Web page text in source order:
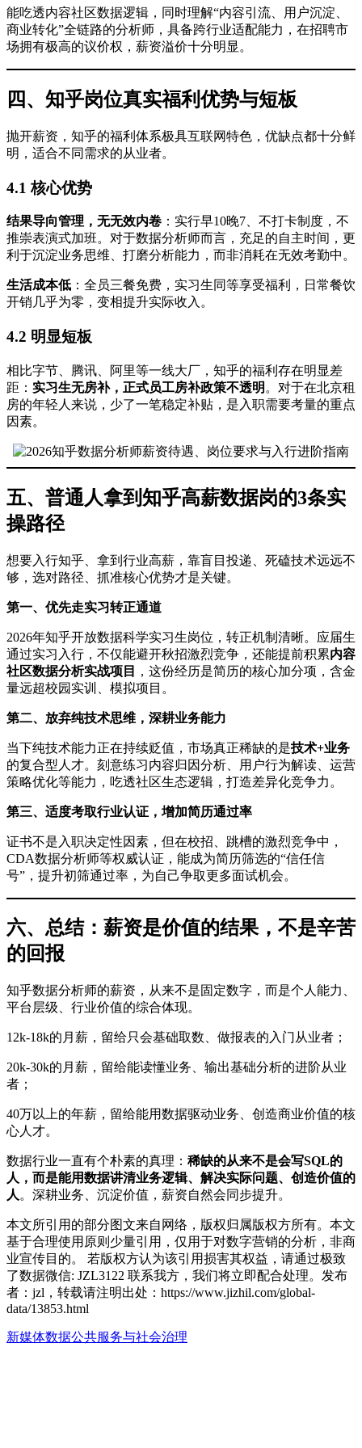
能吃透内容社区数据逻辑，同时理解“内容引流、用户沉淀、
商业转化”全链路的分析师，具备跨行业适配能力，在招聘市
场拥有极高的议价权，薪资溢价十分明显。
四、知乎岗位真实福利优势与短板
抛开薪资，知乎的福利体系极具互联网特色，优缺点都十分鲜
明，适合不同需求的从业者。
4.1 核心优势
结果导向管理，无无效内卷 ：实行早10晚7、不打卡制度，不
推崇表演式加班。对于数据分析师而言，充足的自主时间，更
利于沉淀业务思维、打磨分析能力，而非消耗在无效考勤中。
生活成本低 ：全员三餐免费，实习生同等享受福利，日常餐饮
开销几乎为零，变相提升实际收入。
4.2 明显短板
相比字节、腾讯、阿里等一线大厂，知乎的福利存在明显差
距： 实习生无房补，正式员工房补政策不透明 。对于在北京租
房的年轻人来说，少了一笔稳定补贴，是入职需要考量的重点
因素。
五、普通人拿到知乎高薪数据岗的3条实
操路径
想要入行知乎、拿到行业高薪，靠盲目投递、死磕技术远远不
够，选对路径、抓准核心优势才是关键。
第一、优先走实习转正通道
2026年知乎开放数据科学实习生岗位，转正机制清晰。应届生
通过实习入行，不仅能避开秋招激烈竞争，还能提前积累内容
社区数据分析实战项目
，这份经历是简历的核心加分项，含金
量远超校园实训、模拟项目。
第二、放弃纯技术思维，深耕业务能力
当下纯技术能力正在持续贬值，市场真正稀缺的是技术+业务
的复合型人才。刻意练习内容归因分析、用户行为解读、运营
策略优化等能力，吃透社区生态逻辑，打造差异化竞争力。
第三、适度考取行业认证，增加简历通过率
证书不是入职决定性因素，但在校招、跳槽的激烈竞争中，
CDA数据分析师等权威认证，能成为简历筛选的“信任信
号”，提升初筛通过率，为自己争取更多面试机会。
六、总结：薪资是价值的结果，不是辛苦
的回报
知乎数据分析师的薪资，从来不是固定数字，而是个人能力、
平台层级、行业价值的综合体现。
12k-18k的月薪，留给只会基础取数、做报表的入门从业者；
20k-30k的月薪，留给能读懂业务、输出基础分析的进阶从业
者；
40万以上的年薪，留给能用数据驱动业务、创造商业价值的核
心人才。
数据行业一直有个朴素的真理： 稀缺的从来不是会写SQL的
人，而是能用数据讲清业务逻辑、解决实际问题、创造价值的
人 。深耕业务、沉淀价值，薪资自然会同步提升。
本文所引用的部分图文来自网络，版权归属版权方所有。本文
基于合理使用原则少量引用，仅用于对数字营销的分析，非商
业宣传目的。 若版权方认为该引用损害其权益，请通过极致
了数据微信: JZL3122 联系我方，我们将立即配合处理。发布
者：jzl，转载请注明出处： https://www.jizhil.com/global-
data/13853.html
新媒体数据公共服务与社会治理